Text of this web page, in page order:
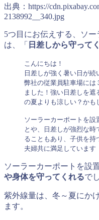
出典：https://
2138992__340.jpg
5つ目にお伝えする、ソ
は、「 日差しから守って
こんにちは！
日差しが強く暑い日が続
弊社の従業員駐車場には
ました！強い日差しを
の夏よりも涼しい？かも
ソーラーカーポートを設
とや、日差しが強烈な
ることもあり、子供を持
夫婦共に満足していま
ソーラーカーポートを設
や身体を守ってくれるで
紫外線量は、冬～夏にか
ます。